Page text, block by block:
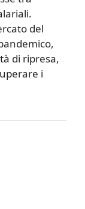
del
di ripresa,
i